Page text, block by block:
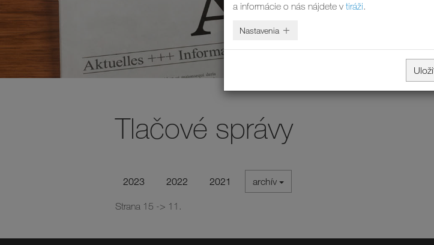
Tlačové správy
2023 2022 2021 archív
Strana 15 -> 11.
a informácie o nás nájdete v tiráži.
Nastavenia